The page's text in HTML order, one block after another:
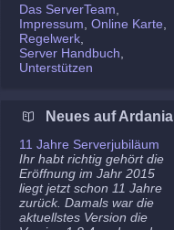
Das ServerTeam
Impressum Online Karte
Regelwerk
Server Handbuch
Unterstützen
Neues auf Ardania
11 Jahre Serverjubiläum
Ihr habt richtig gehört die
Eröffnung im Jahr 2015
liegt jetzt schon 11 Jahre
zurück. Damals war die
aktuellstes Version die